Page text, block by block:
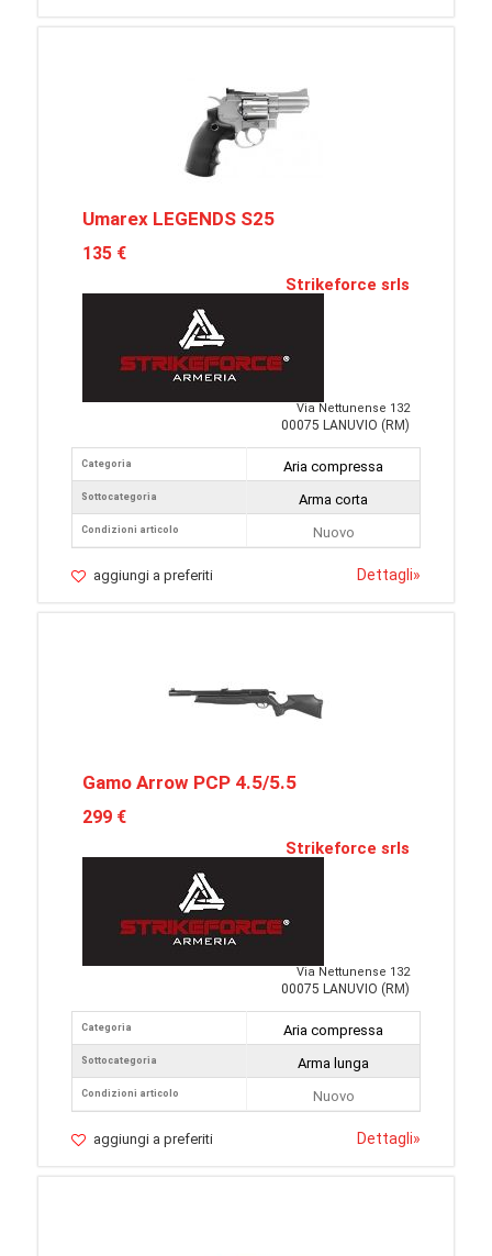
Umarex LEGENDS S25
135 €
Strikeforce srls
Via Nettunense 132
00075 LANUVIO (RM)
Categoria
Sottocategoria
Condizioni articolo
Aria compressa
Arma corta
Nuovo
aggiungi a preferiti Dettagli»
Gamo Arrow PCP 4.5/5.5
299 €
Strikeforce srls
Via Nettunense 132
00075 LANUVIO (RM)
Categoria
Sottocategoria
Condizioni articolo
Aria compressa
Arma lunga
Nuovo
aggiungi a preferiti Dettagli»